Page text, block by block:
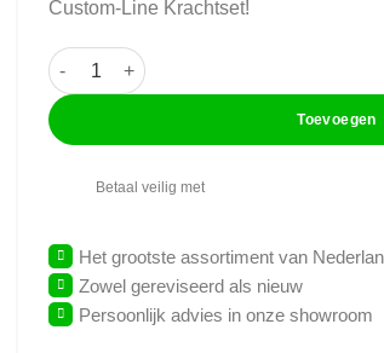
Custom-Line Krachtset!
GymFit - Custom-Line - Krachtset - 4
Toevoegen
Betaal veilig met
Het grootste assortiment van
Zowel gereviseerd als nieuw
Persoonlijk advies in onze showroom